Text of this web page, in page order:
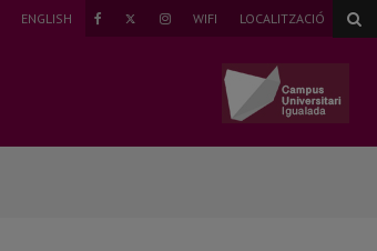
FAEBOOKTWITTERINSTAGRAM
WIFI LOCALITZACIÓ
ENGLISH